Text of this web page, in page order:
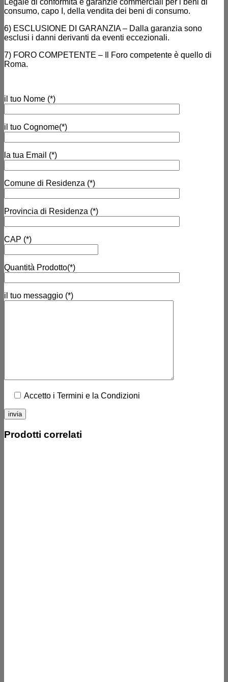
consumo, capo I, della vendita dei beni di consumo.
6) ESCLUSIONE DI GARANZIA – Dalla garanzia sono
esclusi i danni derivanti da eventi eccezionali.
7) FORO COMPETENTE – Il Foro competente è quello di
Roma.
il tuo Nome (*)
il tuo Cognome(*)
la tua Email (*)
Comune di Residenza (*)
Provincia di Residenza (*)
CAP (*)
Quantità Prodotto(*)
il tuo messaggio (*)
Accetto i Termini e la Condizioni
Prodotti correlati